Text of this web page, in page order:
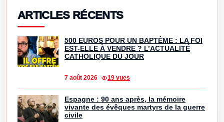
ARTICLES RÉCENTS
500 EUROS POUR UN BAPTÊME : LA FOI
EST-ELLE À VENDRE ? L’ACTUALITÉ
CATHOLIQUE DU JOUR
7 août 2026 19 vues
Espagne : 90 ans après, la mémoire
vivante des évêques martyrs de la guerre
civile